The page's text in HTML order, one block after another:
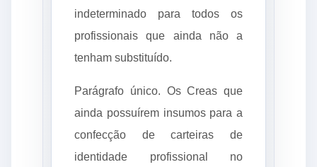
indeterminado para todos os
profissionais que ainda não a
tenham substituído.
Parágrafo único. Os Creas que
ainda possuírem insumos para a
confecção de carteiras de
identidade profissional no